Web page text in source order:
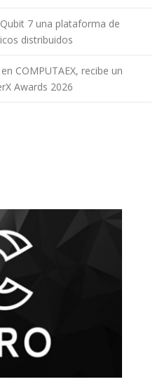
7 una plataforma de
distribuidos
COMPUTAEX, recibe un
Awards 2026